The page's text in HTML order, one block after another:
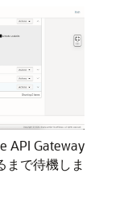
API Gateway
まで待機しま